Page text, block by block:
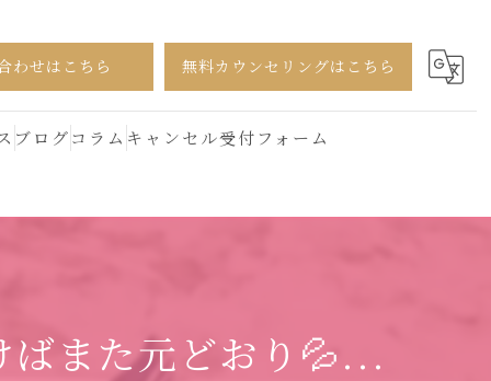
わせはこちら 無料カウンセリングはこちら
ブログコラム キャンセル受付フォーム
ばまた元どおり💦...